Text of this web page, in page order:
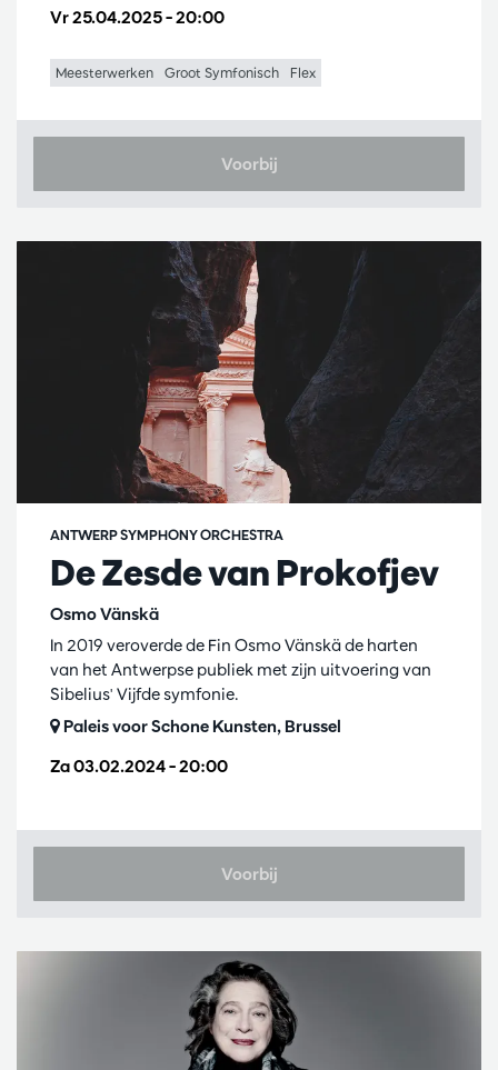
Vr 25.04.2025– 20:00
Meesterwerken Groot Symfonisch Flex
Voorbij
De Zesde van Prokofjev
Osmo Vänskä
ANTWERP SYMPHONY ORCHESTRA
Za 03.02.2024– 20:00
In 2019 veroverde de Fin Osmo Vänskä de harten
van het Antwerpse publiek met zijn uitvoering van
Sibelius' Vijfde symfonie.
Paleis voor Schone Kunsten, Brussel
Voorbij